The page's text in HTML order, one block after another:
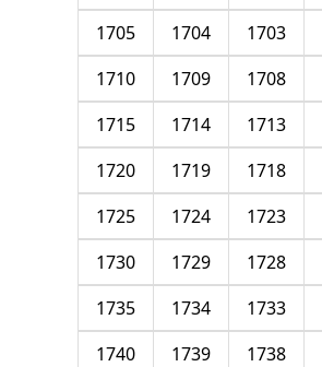
1703
1704
1705
1708
1709
1710
1713
1714
1715
1718
1719
1720
1723
1724
1725
1728
1729
1730
1733
1734
1735
1738
1739
1740